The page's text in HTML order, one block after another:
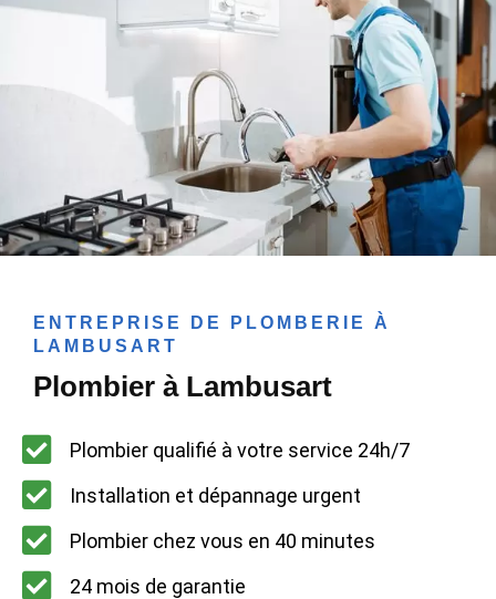
ENTREPRISE DE PLOMBERIE À
LAMBUSART
Plombier à Lambusart
Plombier qualifié à votre service 24h/7
Installation et dépannage urgent
Plombier chez vous en 40 minutes
24 mois de garantie